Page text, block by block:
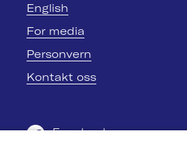
English
For media
Personvern
Kontakt oss
Facebook